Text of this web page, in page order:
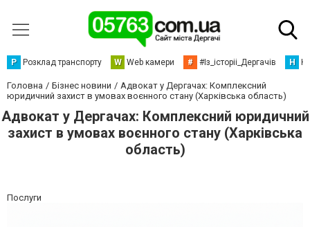
Р Розклад транспорту W Web камери # #Із_історіі_Дергачів Н
Головна Бізнес новини
Адвокат у Дергачах: Комплексний
юридичний захист в умовах воєнного стану (Харківська область)
Адвокат у Дергачах: Комплексний юридичний
захист в умовах воєнного стану (Харківська
область)
Послуги